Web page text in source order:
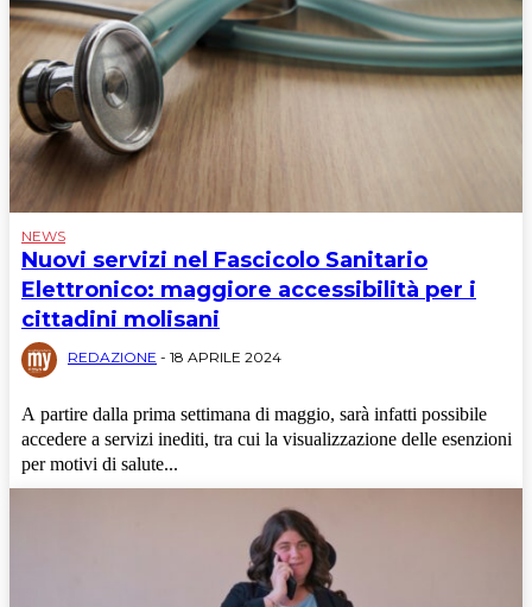
NEWS
Nuovi servizi nel Fascicolo Sanitario
Elettronico: maggiore accessibilità per i
cittadini molisani
REDAZIONE - 18 APRILE 2024
A partire dalla prima settimana di maggio, sarà infatti possibile
accedere a servizi inediti, tra cui la visualizzazione delle esenzioni
per motivi di salute...